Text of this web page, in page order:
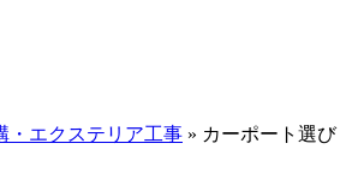
・エクステリア工事 » カーポート選び